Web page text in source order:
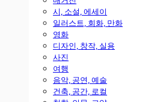
시, 소설, 에세이
일러스트, 회화, 만화
영화
디자인, 창작, 실용
사진
여행
음악, 공연, 예술
건축, 공간, 로컬